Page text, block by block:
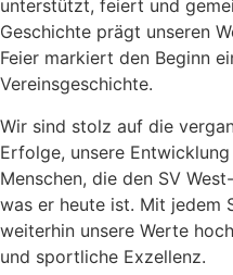
unterstützt, feiert und
Geschichte prägt unseren
Feier markiert den Beginn
Vereinsgeschichte.
Wir sind stolz auf die
Erfolge, unsere
Menschen, die den SV
was er heute ist. Mit jedem
weiterhin unsere Werte
und sportliche Exzellenz.